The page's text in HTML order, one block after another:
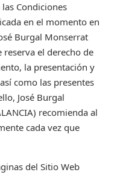
Condiciones
en el momento en
Burgal Monserrat
reserva el derecho de
la presentación y
como las presentes
José Burgal
recomienda al
cada vez que
del Sitio Web